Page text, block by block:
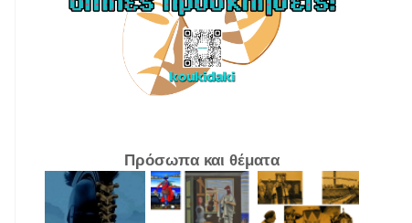
Πρόσωπα και θέματα